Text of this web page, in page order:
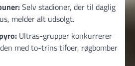
Selv stadioner, der til daglig
melder alt udsolgt.
Ultras-grupper konkurrerer
med to-trins tifoer, røgbomber